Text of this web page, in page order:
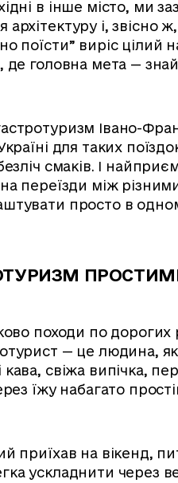
в інше місто, ми
і, звісно
поїсти” виріс цілий
головна мета —
Івано-
для таких
смаків. І
переїзди між
просто в
походи по дорогих
— це людина,
свіжа випічка,
їжу набагато
приїхав на вікенд,
ускладнити через